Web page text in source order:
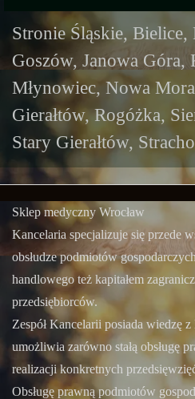
Stronie Śląskie, Bielice,
Goszów, Janowa Góra,
Młynowiec, Nowa
Gierałtów, Rogóżka,
Stary Gierałtów,
Sklep medyczny Wrocław
Kancelaria specjalizuje się przede
obsłudze podmiotów
handlowego też kapitałem
przedsiębiorców.
Zespół Kancelarii posiada wiedzę
umożliwia zarówno stałą obsługę
realizacji konkretnych
Obsługę prawną podmiotów